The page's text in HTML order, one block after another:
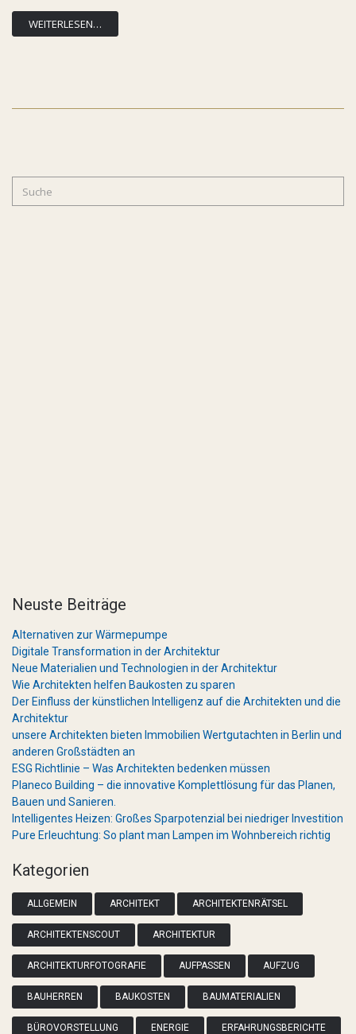
WEITERLESEN…
Neuste Beiträge
Alternativen zur Wärmepumpe
Digitale Transformation in der Architektur
Neue Materialien und Technologien in der Architektur
Wie Architekten helfen Baukosten zu sparen
Der Einfluss der künstlichen Intelligenz auf die Architekten und die
Architektur
unsere Architekten bieten Immobilien Wertgutachten in Berlin und
anderen Großstädten an
ESG Richtlinie – Was Architekten bedenken müssen
Planeco Building – die innovative Komplettlösung für das Planen,
Bauen und Sanieren.
Intelligentes Heizen: Großes Sparpotenzial bei niedriger Investition
Pure Erleuchtung: So plant man Lampen im Wohnbereich richtig
Kategorien
ALLGEMEIN ARCHITEKT ARCHITEKTENRÄTSEL
ARCHITEKTENSCOUT ARCHITEKTUR
ARCHITEKTURFOTOGRAFIE AUFPASSEN AUFZUG
BAUHERREN BAUKOSTEN BAUMATERIALIEN
BÜROVORSTELLUNG ENERGIE ERFAHRUNGSBERICHTE